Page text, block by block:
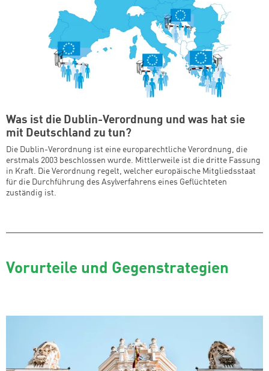
Was ist die Dublin-Verordnung und was hat sie
mit Deutschland zu tun?
Die Dublin-Verordnung ist eine europarechtliche Verordnung, die
erstmals 2003 beschlossen wurde. Mittlerweile ist die dritte Fassung
in Kraft. Die Verordnung regelt, welcher europäische Mitgliedsstaat
für die Durchführung des Asylverfahrens eines Geflüchteten
zuständig ist.
Vorurteile und Gegenstrategien